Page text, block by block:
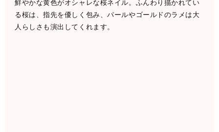
鮮やかな黄色がオシャレな桜ネイル。ふんわり描かれてい
る桜は、指先を優しく包み、パールやゴールドのラメは大
人らしさも演出してくれます。